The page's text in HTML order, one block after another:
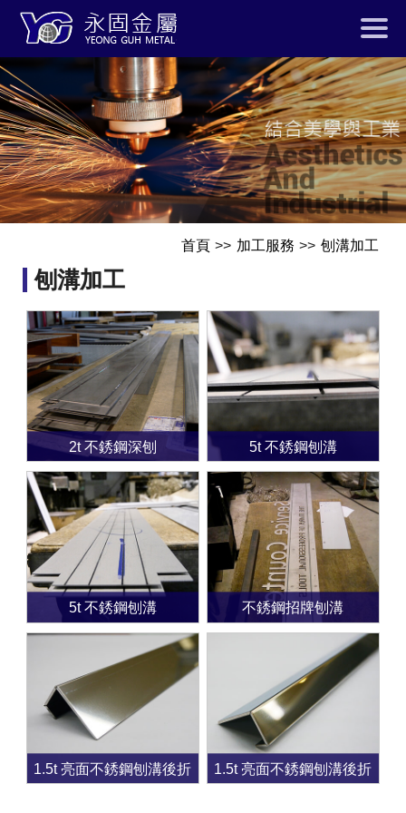
首頁 加工服務 刨溝加工
刨溝加工
2t 不銹鋼深刨 5t 不銹鋼刨溝
5t 不銹鋼刨溝 不銹鋼招牌刨溝
1.5t 亮面不銹鋼刨溝後折
1.5t 亮面不銹鋼刨溝後折